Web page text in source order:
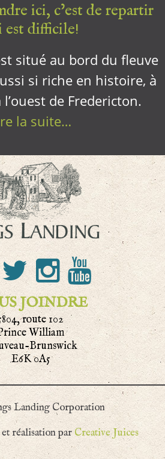
ici, c’est de repartir
est difficile!
situé au bord du fleuve
si riche en histoire, à
de Fredericton.
la suite…
JOINDRE
route 102
William
Brunswick
E6K 0A5
Landing Corporation
réalisation par Creative Juices